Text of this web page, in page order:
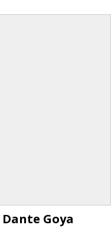
Dante Goya